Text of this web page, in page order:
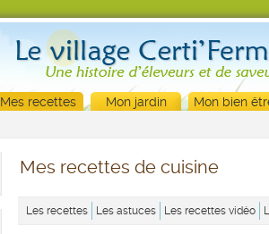
Mes recettes Mon jardin Mon bien
Mes recettes de cuisine
Les recettes Les astuces Les recettes vidéo